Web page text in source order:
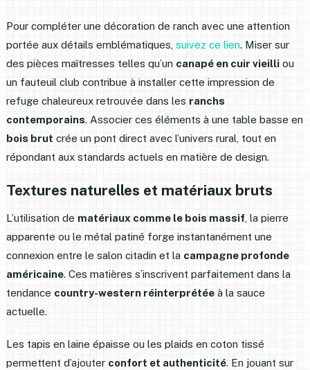
Pour compléter une décoration de ranch avec une attention
portée aux détails emblématiques, suivez ce lien. Miser sur
des pièces maîtresses telles qu’un canapé en cuir vieilliou
un fauteuil club contribue à installer cette impression de
refuge chaleureux retrouvée dans les ranchs
contemporains. Associer ces éléments à une table basse en
bois brut crée un pont direct avec l’univers rural, tout en
répondant aux standards actuels en matière de design.
Textures naturelles et matériaux bruts
L’utilisation de matériaux comme le bois massif , la pierre
apparente ou le métal patiné forge instantanément une
connexion entre le salon citadin et la campagne profonde
américaine. Ces matières s’inscrivent parfaitement dans la
tendance country-western réinterprétéeà la sauce
actuelle.
Les tapis en laine épaisse ou les plaids en coton tissé
permettent d’ajouter confort et authenticité. En jouant sur